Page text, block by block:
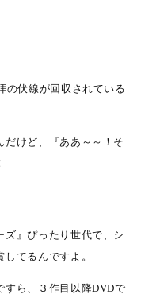
の伏線が回収されている
だけど、『ああ～～！そ
ズ』ぴったり世代で、シ
てるんですよ。
すら、３作目以降DVDで